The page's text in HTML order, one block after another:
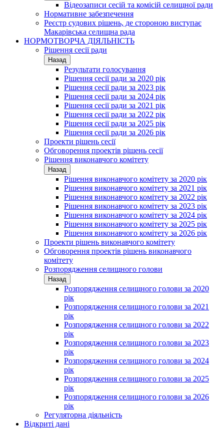
Відеозаписи сесій та комісій селищної ради
Нормативне забезпечення
Реєстр судових рішень, де стороною виступає
Макарівська селищна рада
НОРМОТВОРЧА ДІЯЛЬНІСТЬ
Рішення сесії ради
Назад
Результати голосування
Рішення сесії ради за 2020 рік
Рішення сесії ради за 2023 рік
Рішення сесії ради за 2024 рік
Рішення сесії ради за 2021 рік
Рішення сесії ради за 2022 рік
Рішення сесії ради за 2025 рік
Рішення сесії ради за 2026 рік
Проекти рішень сесії
Обговорення проектів рішень сесії
Рішення виконавчого комітету
Назад
Рішення виконавчого комітету за 2020 рік
Рішення виконавчого комітету за 2021 рік
Рішення виконавчого комітету за 2022 рік
Рішення виконавчого комітету за 2023 рік
Рішення виконавчого комітету за 2024 рік
Рішення виконавчого комітету за 2025 рік
Рішення виконавчого комітету за 2026 рік
Проекти рішень виконавчого комітету
Обговорення проектів рішень виконавчого
комітету
Розпорядження селищного голови
Назад
Розпорядження селищного голови за 2020
рік
Розпорядження селищного голови за 2021
рік
Розпорядження селищного голови за 2022
рік
Розпорядження селищного голови за 2023
рік
Розпорядження селищного голови за 2024
рік
Розпорядження селищного голови за 2025
рік
Розпорядження селищного голови за 2026
рік
Регуляторна діяльність
Відкриті дані